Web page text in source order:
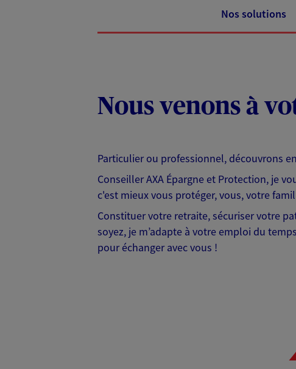
Nos solutions
Nous venons à
Particulier ou professionnel, découvrons
Conseiller AXA Épargne et Protection, je
c'est mieux vous protéger, vous, votre
Constituer votre retraite, sécuriser votre
soyez, je m’adapte à votre emploi du
pour échanger avec vous !